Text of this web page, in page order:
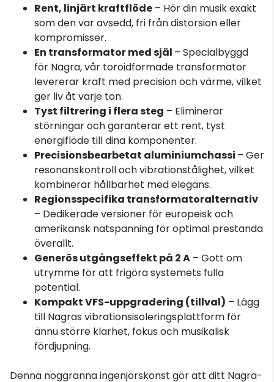
Rent, linjärt kraftflöde – Hör din musik exakt
som den var avsedd, fri från distorsion eller
kompromisser.
En transformator med själ – Specialbyggd
för Nagra, vår toroidformade transformator
levererar kraft med precision och värme, vilket
ger liv åt varje ton.
Tyst filtrering i flera steg – Eliminerar
störningar och garanterar ett rent, tyst
energiflöde till dina komponenter.
Precisionsbearbetat aluminiumchassi – Ger
resonanskontroll och vibrationstålighet, vilket
kombinerar hållbarhet med elegans.
Regionsspecifika transformatoralternativ
– Dedikerade versioner för europeisk och
amerikansk nätspänning för optimal prestanda
överallt.
Generös utgångseffekt på 2 A – Gott om
utrymme för att frigöra systemets fulla
potential.
Kompakt VFS-uppgradering (tillval) – Lägg
till Nagras vibrationsisoleringsplattform för
ännu större klarhet, fokus och musikalisk
fördjupning.
Denna noggranna ingenjörskonst gör att ditt Nagra-